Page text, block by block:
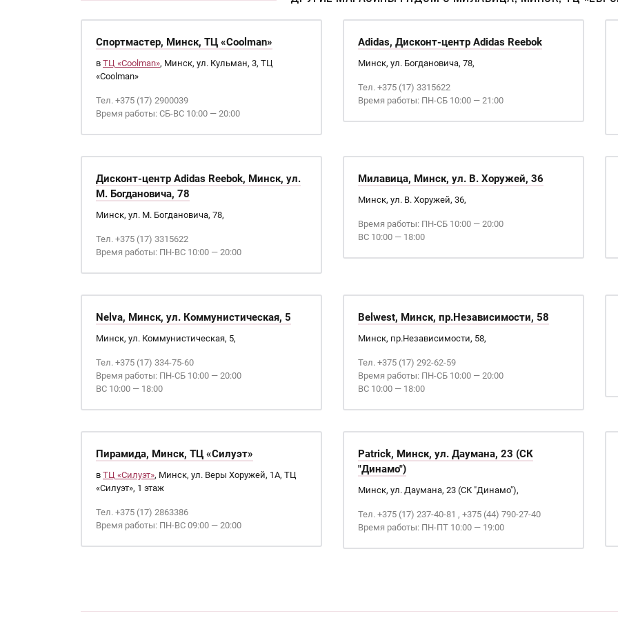
Спортмастер, Минск, ТЦ «Coolman»
в ТЦ «Coolman», Минск, ул. Кульман, 3, ТЦ
«Coolman»
Тел. +375 (17) 2900039
Время работы: СБ-ВС 10:00 — 20:00
Adidas, Дисконт-центр Adidas Reebok
Минск, ул. Богдановича, 78,
Тел. +375 (17) 3315622
Время работы: ПН-СБ 10:00 — 21:00
Дисконт-центр Adidas Reebok, Минск, ул.
М. Богдановича, 78
Минск, ул. М. Богдановича, 78,
Тел. +375 (17) 3315622
Время работы: ПН-ВС 10:00 — 20:00
Милавица, Минск, ул. В. Хоружей, 36
Минск, ул. В. Хоружей, 36,
Время работы: ПН-СБ 10:00 — 20:00
ВС 10:00 — 18:00
Nelva, Минск, ул. Коммунистическая, 5
Минск, ул. Коммунистическая, 5,
Тел. +375 (17) 334-75-60
Время работы: ПН-СБ 10:00 — 20:00
ВС 10:00 — 18:00
Belwest, Минск, пр.Независимости, 58
Минск, пр.Независимости, 58,
Тел. +375 (17) 292-62-59
Время работы: ПН-СБ 10:00 — 20:00
ВС 10:00 — 18:00
Пирамида, Минск, ТЦ «Силуэт»
в ТЦ «Силуэт», Минск, ул. Веры Хоружей, 1А, ТЦ
«Силуэт», 1 этаж
Тел. +375 (17) 2863386
Время работы: ПН-ВС 09:00 — 20:00
Patrick, Минск, ул. Даумана, 23 (СК
"Динамо")
Минск, ул. Даумана, 23 (СК "Динамо"),
Тел. +375 (17) 237-40-81 , +375 (44) 790-27-40
Время работы: ПН-ПТ 10:00 — 19:00